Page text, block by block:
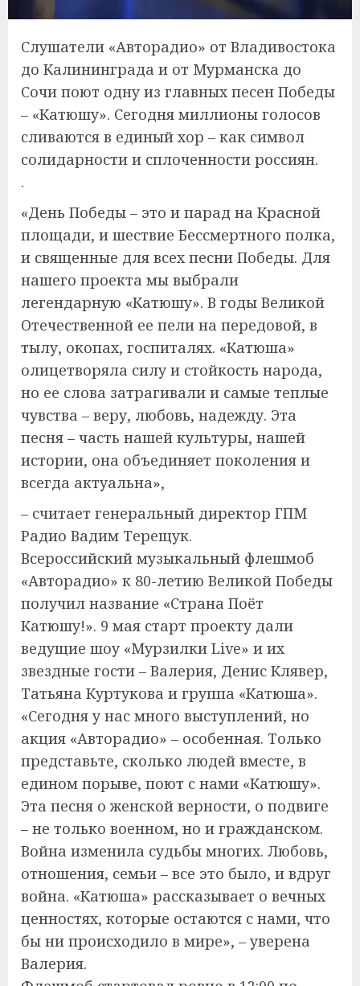
Слушатели «Авторадио» от Владивостока
до Калининграда и от Мурманска до
Сочи поют одну из главных песен Победы
– «Катюшу». Сегодня миллионы голосов
сливаются в единый хор – как символ
солидарности и сплоченности россиян.
.
«День Победы – это и парад на Красной
площади, и шествие Бессмертного полка,
и священные для всех песни Победы. Для
нашего проекта мы выбрали
легендарную «Катюшу». В годы Великой
Отечественной ее пели на передовой, в
тылу, окопах, госпиталях. «Катюша»
олицетворяла силу и стойкость народа,
но ее слова затрагивали и самые теплые
чувства – веру, любовь, надежду. Эта
песня – часть нашей культуры, нашей
истории, она объединяет поколения и
всегда актуальна»,
– считает генеральный директор ГПМ
Радио Вадим Терещук.
Всероссийский музыкальный флешмоб
«Авторадио» к 80-летию Великой Победы
получил название «Страна Поёт
Катюшу!». 9 мая старт проекту дали
ведущие шоу «Мурзилки Live» и их
звездные гости – Валерия, Денис Клявер,
Татьяна Куртукова и группа «Катюша».
«Сегодня у нас много выступлений, но
акция «Авторадио» – особенная. Только
представьте, сколько людей вместе, в
едином порыве, поют с нами «Катюшу».
Эта песня о женской верности, о подвиге
– не только военном, но и гражданском.
Война изменила судьбы многих. Любовь,
отношения, семьи – все это было, и вдруг
война. «Катюша» рассказывает о вечных
ценностях, которые остаются с нами, что
бы ни происходило в мире», – уверена
Валерия.